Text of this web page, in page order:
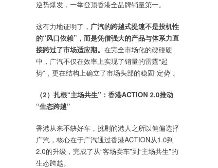
逆势爆发，一举登顶香港全品牌销量第一。
这有力地证明了， 广汽的跨越式提速不是投机性
的“风口依赖”，而是凭借强大的产品与体系力直
接跨过了市场适应期。 在完全市场化的硬碰硬
中，广汽不仅在效率上实现了销量的雷霆“起
势”，更在结构上确立了市场头部的稳固“定势”。
（2）扎根“主场共生”：香港ACTION 2.0推动
“生态跨越”
香港从来不缺好车，挑剔的港人之所以偏偏选择
广汽，核心在于广汽通过香港ACTION从1.0到
2.0的升级，完成了从“客场卖车”到“主场共生”的
生态跨越。